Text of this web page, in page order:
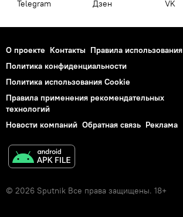
Telegram Дзен VK
О проекте Контакты Правила использования
Политика конфиденциальности
Политика использования Cookie
Правила применения рекомендательных
технологий
Новости компаний Обратная связь Реклама
© 2026 Sputnik Все права защищены. 18+